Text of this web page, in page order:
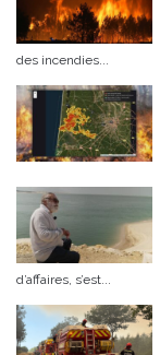
des incendies...
d’affaires, s’est...